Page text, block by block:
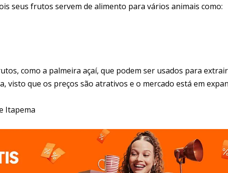
seus frutos servem de alimento para vários animais como:
como a palmeira açaí, que podem ser usados para extrair
visto que os preços são atrativos e o mercado está em
Itapema